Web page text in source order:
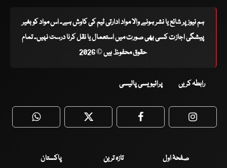
ہم نیوز پر شائع یا نشر ہونے والا مواد ادارتی ٹیم کی کاوش ہے۔ اس مواد کو بغیر
پیشگی اجازت کسی بھی صورت میں استعمال یا نقل کرنا درست نہیں۔ تمام
حقوق محفوظ ہیں © 2026
رابطہ کریں پرائیویسی پالیسی
WhatsApp Twitter Facebook
صفحۂ اول تازہ ترین
پاکستان